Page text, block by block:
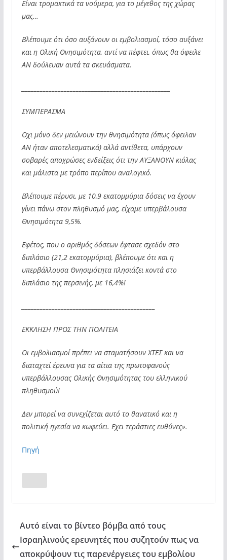
Είναι τρομακτικά τα νούμερα, για το μέγεθος της χώρας
μας…
Βλέπουμε ότι όσο αυξάνουν οι εμβολιασμοί, τόσο αυξάνει
και η Ολική Θνησιμότητα, αντί να πέφτει, όπως θα όφειλε
ΑΝ δούλευαν αυτά τα σκευάσματα.
ΣΥΜΠΕΡΑΣΜΑ
Οχι μόνο δεν μειώνουν την θνησιμότητα (όπως όφειλαν
ΑΝ ήταν αποτελεσματικά) αλλά αντίθετα, υπάρχουν
σοβαρές αποχρώσες ενδείξεις ότι την ΑΥΞΑΝΟΥΝ κιόλας
και μάλιστα με τρόπο περίπου αναλογικό.
Βλέπουμε πέρυσι, με 10,9 εκατομμύρια δόσεις να έχουν
γίνει πάνω στον πληθυσμό μας, είχαμε υπερβάλουσα
Θνησιμότητα 9,5%.
Εφέτος, που ο αριθμός δόσεων έφτασε σχεδόν στο
διπλάσιο (21,2 εκατομμύρια), βλέπουμε ότι και η
υπερβάλλουσα Θνησιμότητα πλησιάζει κοντά στο
διπλάσιο της περσινής, με 16,4%!
ΕΚΚΛΗΣΗ ΠΡΟΣ ΤΗΝ ΠΟΛΙΤΕΙΑ
Οι εμβολιασμοί πρέπει να σταματήσουν ΧΤΕΣ και να
διαταχτεί έρευνα για τα αίτια της πρωτοφανούς
υπερβάλλουσας Ολικής Θνησιμότητας του ελληνικού
πληθυσμού!
Δεν μπορεί να συνεχίζεται αυτό το θανατικό και η
πολιτική ηγεσία να κωφεύει. Εχει τεράστιες ευθύνες».
Πηγή
Αυτό είναι το βίντεο βόμβα από τους
Ισραηλινούς ερευνητές που συζητούν πως να
αποκρύψουν τις παρενέργειες του εμβολίου